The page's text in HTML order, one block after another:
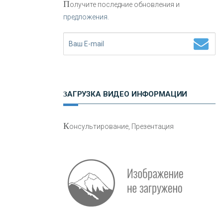
Нетворкинг для предпринимателей
авто
Получите последние обновления и
предложения.
ЗАГРУЗКА ВИДЕО ИНФОРМАЦИИ
Консультирование, Презентация